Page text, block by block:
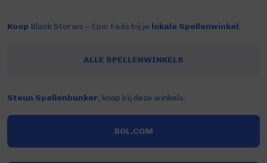
Koop Black Stories – Epic Fails bij je lokale Spellenwinkel:
ALLE SPELLENWINKELS
Steun Spellenbunker, koop bij deze winkels:
BOL.COM